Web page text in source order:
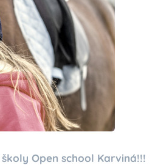
Open school Karviná!!!